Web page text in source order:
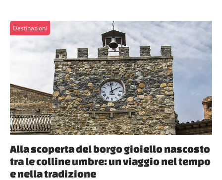
Destinazioni
Alla scoperta del borgo gioiello nascosto
tra le colline umbre: un viaggio nel tempo
e nella tradizione